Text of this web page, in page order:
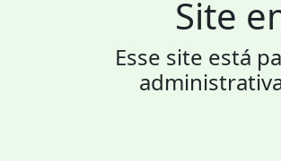
Site
Esse site está